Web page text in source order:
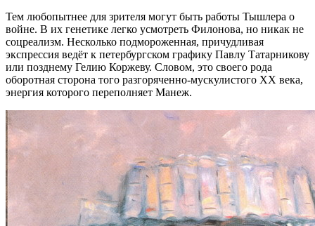
Тем любопытнее для зрителя могут быть работы Тышлера о
войне. В их генетике легко усмотреть Филонова, но никак не
соцреализм. Несколько подмороженная, причудливая
экспрессия ведёт к петербургском графику Павлу Татарникову
или позднему Гелию Коржеву. Словом, это своего рода
оборотная сторона того разгоряченно-мускулистого XX века,
энергия которого переполняет Манеж.